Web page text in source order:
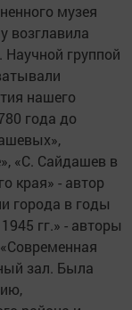
музея
возглавила
группой
нашего
года до
«С. Сайдашев в
края» - автор
города в годы
гг.» - авторы
зал. Была